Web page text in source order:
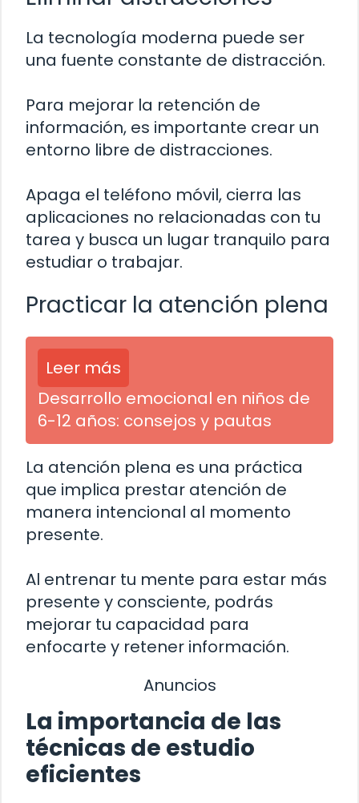
La tecnología moderna puede ser
una fuente constante de distracción.
Para mejorar la retención de
información, es importante crear un
entorno libre de distracciones.
Apaga el teléfono móvil, cierra las
aplicaciones no relacionadas con tu
tarea y busca un lugar tranquilo para
estudiar o trabajar.
Practicar la atención plena
Leer más
Desarrollo emocional en niños de
6-12 años: consejos y pautas
La atención plena es una práctica
que implica prestar atención de
manera intencional al momento
presente.
Al entrenar tu mente para estar más
presente y consciente, podrás
mejorar tu capacidad para
enfocarte y retener información.
Anuncios
La importancia de las
técnicas de estudio
eficientes